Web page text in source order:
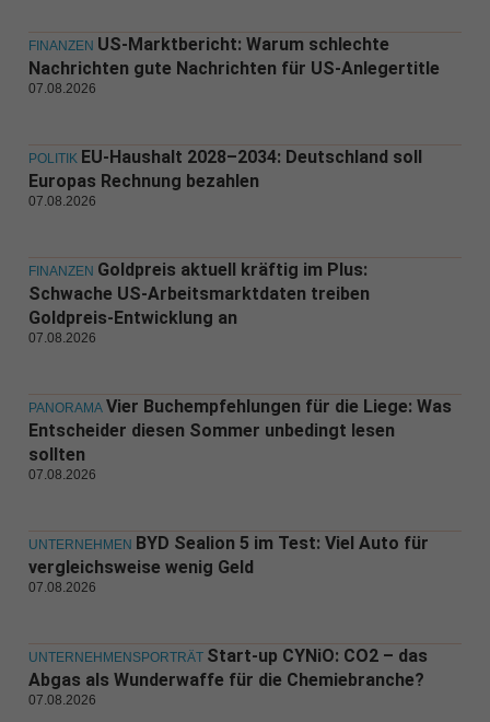
FINANZEN US-Marktbericht: Warum schlechte
Nachrichten gute Nachrichten für US-Anlegertitle
07.08.2026
POLITIK EU-Haushalt 2028–2034: Deutschland soll
Europas Rechnung bezahlen
07.08.2026
FINANZEN Goldpreis aktuell kräftig im Plus:
Schwache US-Arbeitsmarktdaten treiben
Goldpreis-Entwicklung an
07.08.2026
PANORAMA Vier Buchempfehlungen für die Liege: Was
Entscheider diesen Sommer unbedingt lesen
sollten
07.08.2026
UNTERNEHMEN BYD Sealion 5 im Test: Viel Auto für
vergleichsweise wenig Geld
07.08.2026
UNTERNEHMENSPORTRÄT Start-up CYNiO: CO2 – das
Abgas als Wunderwaffe für die Chemiebranche?
07.08.2026